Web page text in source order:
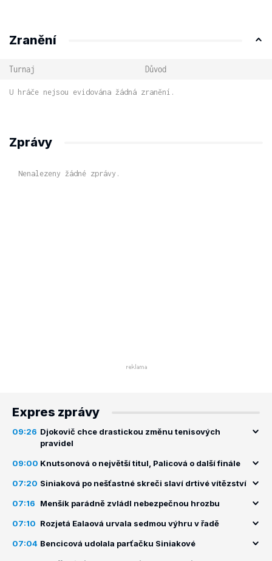
Zranění
Turnaj Důvod
U hráče nejsou evidována žádná zranění.
Zprávy
Nenalezeny žádné zprávy.
Expres zprávy
09:26 Djokovič chce drastickou změnu tenisových
pravidel
09:00 Knutsonová o největší titul, Palicová o další finále
07:20 Siniaková po nešťastné skreči slaví drtivé vítězství
07:16 Menšík parádně zvládl nebezpečnou hrozbu
07:10 Rozjetá Ealaová urvala sedmou výhru v řadě
07:04 Bencicová udolala parťačku Siniakové